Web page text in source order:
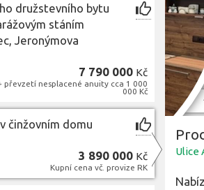
obec Liberec ,okres Liberec, Liberecký kraj
Lokalita
Cena
družstevního bytu
stáním
Jeronýmova
7 790 000 Kč
převzetí nesplacené anuity cca 1 000
000 Kč
činžovním domu
3 890 000 Kč
Kupní cena vč. provize RK
Ulice